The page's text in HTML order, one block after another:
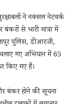
ने नक्सल नेटवर्क
से भारी मात्रा में
पुलिस, डीआरजी,
गए अभियान में 65
किए गए हैं।
बंकर होने की सूचना